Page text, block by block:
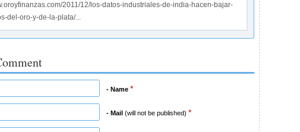
2011/12/los-datos-industriales-de-india-hacen-bajar-
del-oro-y-de-la-plata/...
- Name *
- Mail (will not be published) *